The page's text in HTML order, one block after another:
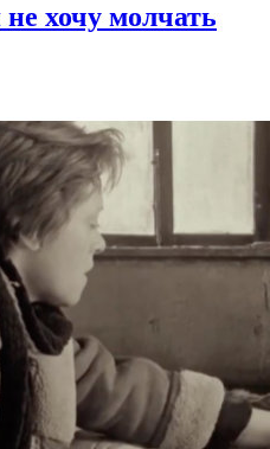
хочу молчать